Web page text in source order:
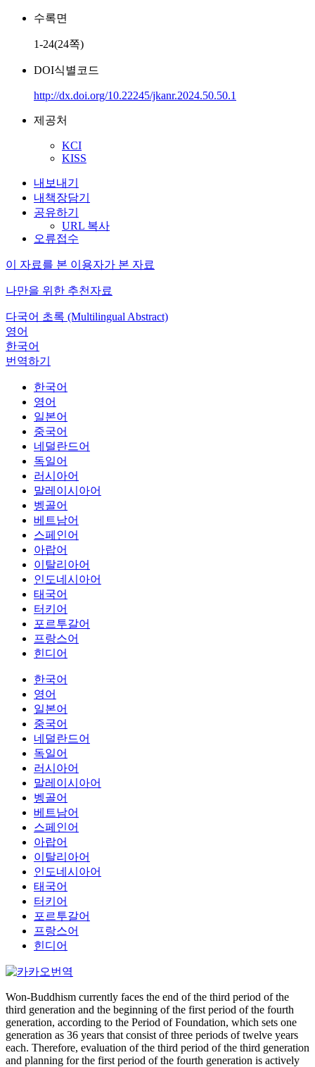
수록면
1-24(24쪽)
DOI식별코드
http://dx.doi.org/10.22245/jkanr.2024.50.50.1
제공처
KCI
KISS
내보내기
내책장담기
공유하기
URL 복사
오류접수
이 자료를 본 이용자가 본 자료
나만을 위한 추천자료
다국어 초록 (Multilingual Abstract)
영어
한국어
번역하기
한국어
영어
일본어
중국어
네덜란드어
독일어
러시아어
말레이시아어
벵골어
베트남어
스페인어
아랍어
이탈리아어
인도네시아어
태국어
터키어
포르투갈어
프랑스어
힌디어
한국어
영어
일본어
중국어
네덜란드어
독일어
러시아어
말레이시아어
벵골어
베트남어
스페인어
아랍어
이탈리아어
인도네시아어
태국어
터키어
포르투갈어
프랑스어
힌디어
Won-Buddhism currently faces the end of the third period of the
third generation and the beginning of the first period of the fourth
generation, according to the Period of Foundation, which sets one
generation as 36 years that consist of three periods of twelve years
each. Therefore, evaluation of the third period of the third generation
and planning for the first period of the fourth generation is actively